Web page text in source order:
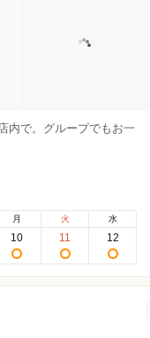
内で。グループでもお一
月
10
火
11
水
12